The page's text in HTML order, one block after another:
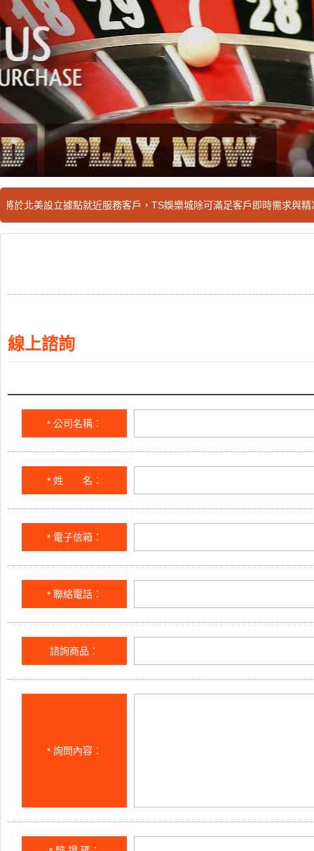
據點就近服務客戶，TS娛樂城除可滿足客戶即時需求與精准控
線上諮詢
*公司名稱：
*姓 名：
*電子信箱：
*聯絡電話：
諮詢商品：
*詢問內容：